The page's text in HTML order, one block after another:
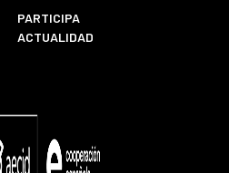
PARTICIPA
ACTUALIDAD